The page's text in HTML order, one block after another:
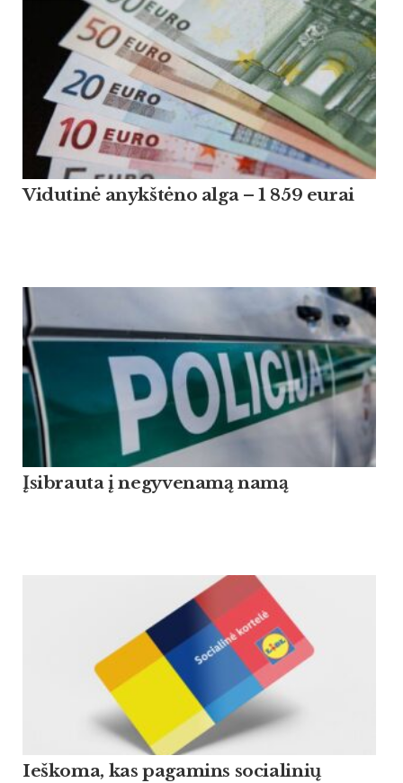
Vidutinė anykštėno alga – 1 859 eurai
Įsibrauta į negyvenamą namą
Ieškoma, kas pagamins socialinių